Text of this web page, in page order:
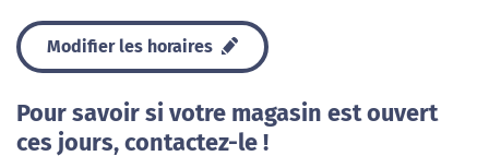
Modifier les horaires
Pour savoir si votre magasin est ouvert
ces jours, contactez-le !